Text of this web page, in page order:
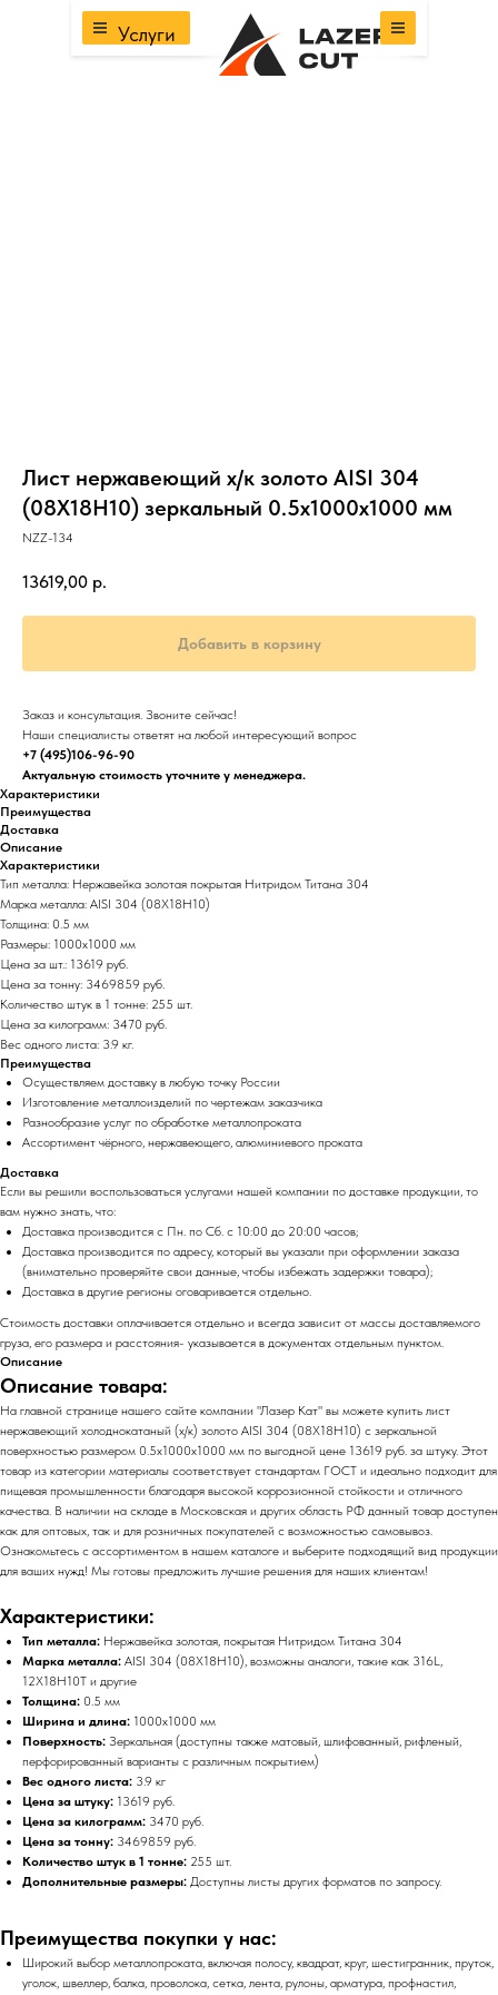
Услуги
Лист нержавеющий х/к золото AISI 304
(08Х18Н10) зеркальный 0.5х1000х1000 мм
NZZ-134
13619,00 р.
Добавить в корзину
Заказ и консультация. Звоните сейчас!
Наши специалисты ответят на любой интересующий вопрос
+7 (495)106-96-90
Актуальную стоимость уточните у менеджера.
Характеристики
Преимущества
Доставка
Описание
Характеристики
Тип металла: Нержавейка золотая покрытая Нитридом Титана 304
Марка металла: AISI 304 (08Х18Н10)
Толщина: 0.5 мм
Размеры: 1000х1000 мм
Цена за шт.: 13619 руб.
Цена за тонну: 3469859 руб.
Количество штук в 1 тонне: 255 шт.
Цена за килограмм: 3470 руб.
Вес одного листа: 3.9 кг.
Преимущества
Осуществляем доставку в любую точку России
Изготовление металлоизделий по чертежам заказчика
Разнообразие услуг по обработке металлопроката
Ассортимент чёрного, нержавеющего, алюминиевого проката
Доставка
Если вы решили воспользоваться услугами нашей компании по доставке продукции, то
вам нужно знать, что:
Доставка производится с Пн. по Сб. с 10:00 до 20:00 часов;
Доставка производится по адресу, который вы указали при оформлении заказа
(внимательно проверяйте свои данные, чтобы избежать задержки товара);
Доставка в другие регионы оговаривается отдельно.
Стоимость доставки оплачивается отдельно и всегда зависит от массы доставляемого
груза, его размера и расстояния- указывается в документах отдельным пунктом.
Описание
Описание товара:
На главной странице нашего сайте компании "Лазер Кат" вы можете купить лист
нержавеющий холоднокатаный (х/к) золото AISI 304 (08Х18Н10) с зеркальной
поверхностью размером 0.5х1000х1000 мм по выгодной цене 13619 руб. за штуку. Этот
товар из категории материалы соответствует стандартам ГОСТ и идеально подходит для
пищевая промышленности благодаря высокой коррозионной стойкости и отличного
качества. В наличии на складе в Московская и других область РФ данный товар доступен
как для оптовых, так и для розничных покупателей с возможностью самовывоз.
Ознакомьтесь с ассортиментом в нашем каталоге и выберите подходящий вид продукции
для ваших нужд! Мы готовы предложить лучшие решения для наших клиентам!
Характеристики:
Тип металла: Нержавейка золотая, покрытая Нитридом Титана 304
Марка металла: AISI 304 (08Х18Н10), возможны аналоги, такие как 316L,
12Х18Н10Т и другие
Толщина: 0.5 мм
Ширина и длина: 1000х1000 мм
Поверхность: Зеркальная (доступны также матовый, шлифованный, рифленый,
перфорированный варианты с различным покрытием)
Вес одного листа: 3.9 кг
Цена за штуку: 13619 руб.
Цена за килограмм: 3470 руб.
Цена за тонну: 3469859 руб.
Количество штук в 1 тонне: 255 шт.
Дополнительные размеры: Доступны листы других форматов по запросу.
Преимущества покупки у нас:
Широкий выбор металлопроката, включая полосу, квадрат, круг, шестигранник, пруток,
уголок, швеллер, балка, проволока, сетка, лента, рулоны, арматура, профнастил,